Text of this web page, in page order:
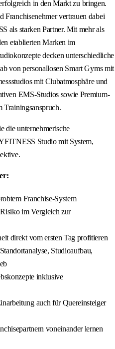
in den Markt zu bringen.
Franchisenehmer vertrauen dabei
als starken Partner. Mit mehr als
etablierten Marken im
decken unterschiedliche
von personallosen Smart Gyms mit
mit Clubatmosphäre und
EMS-Studios sowie Premium-
die unternehmerische
Studio mit System,
Franchise-System
im Vergleich zur
direkt vom ersten Tag profitieren
Studioaufbau,
inklusive
auch für Quereinsteiger
voneinander lernen